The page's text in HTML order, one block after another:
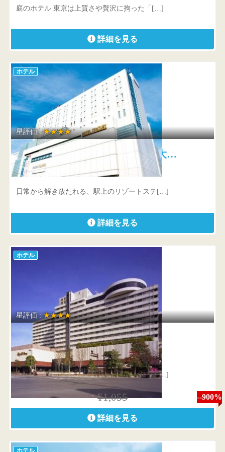
庭のホテル 東京は上質さや贅沢に拘った「[…]
詳細を見る
ホテル
星評価 :★★★★
小田急ホテルセンチュリー相模大…
神奈川県 相模原市南区相模大野3-8-1
日常から解き放たれる、駅上のリゾートステ[…]
詳細を見る
ホテル
星評価 :★★★★
ホテルニューオータニ博多
福岡県 福岡市中央区渡辺通1丁目1番2号
ホテルニューオータニ博多は、九州・アジア[…]
--900%
¥1,055
詳細を見る
ホテル